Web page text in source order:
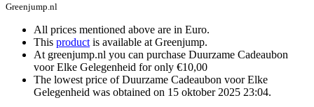
Greenjump.nl
All prices mentioned above are in Euro.
This product is available at Greenjump.
At greenjump.nl you can purchase Duurzame Cadeaubon
voor Elke Gelegenheid for only €10,00
The lowest price of Duurzame Cadeaubon voor Elke
Gelegenheid was obtained on 15 oktober 2025 23:04.